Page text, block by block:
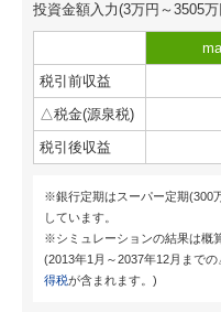
投資金額入力(3万円～3505
税引前収益
△税金(源泉税)
税引後収益
※銀行定期はスーパー定期(300
しています。
※シミュレーションの結果は概
(2013年1月～2037年12月まで
得税が含まれます。)